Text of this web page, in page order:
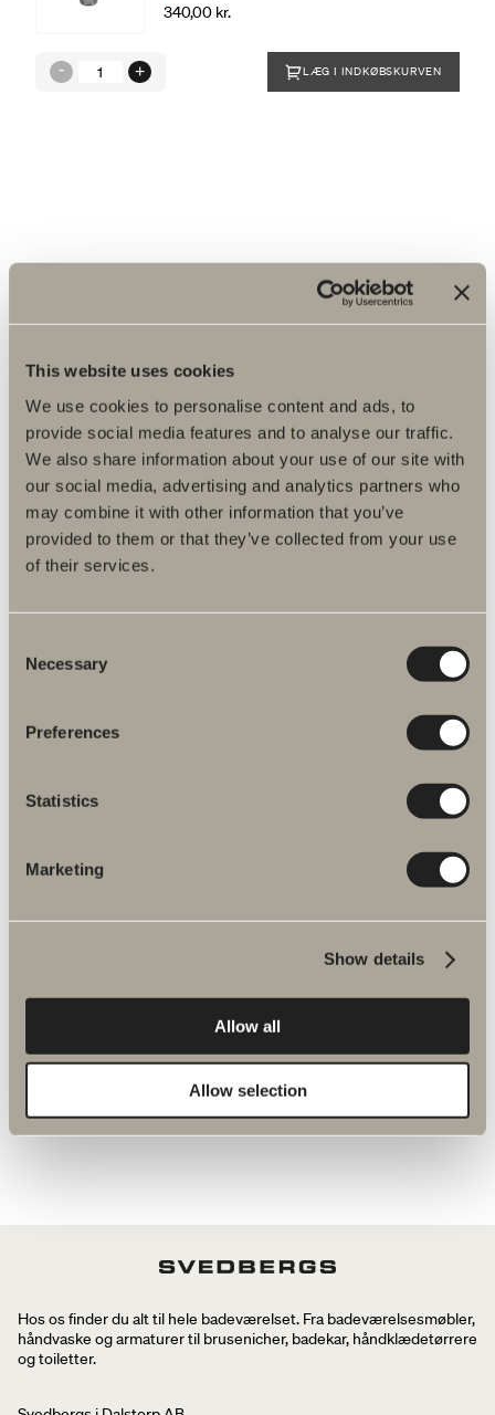
This website uses cookies
We use cookies to personalise content and ads, to
provide social media features and to analyse our traffic.
We also share information about your use of our site with
our social media, advertising and analytics partners who
may combine it with other information that you’ve
provided to them or that they’ve collected from your use
of their services.
Selection
Necessary
Preferences
Statistics
Marketing
Show details
Allow all
Allow selection
340,00 kr.
LÆG I INDKØBSKURVEN
Produktbeskrivelse
Reservedele
Artikelnummer
Specifikation
Flere produkter inden for Reservedele
Halde reservedele
Hos os finder du alt til hele badeværelset. Fra badeværelsesmøbler,
håndvaske og armaturer til brusenicher, badekar, håndklædetørrere
og toiletter.